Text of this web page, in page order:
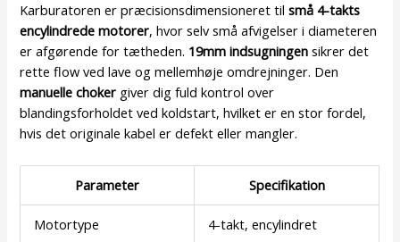
Karburatoren er præcisionsdimensioneret tilsmå 4-takts
encylindrede motorer, hvor selv små afvigelser i diameteren
er afgørende for tætheden. 19mm indsugningen sikrer det
rette flow ved lave og mellemhøje omdrejninger. Den
manuelle choker giver dig fuld kontrol over
blandingsforholdet ved koldstart, hvilket er en stor fordel,
hvis det originale kabel er defekt eller mangler.
Parameter Specifikation
Motortype 4-takt, encylindret